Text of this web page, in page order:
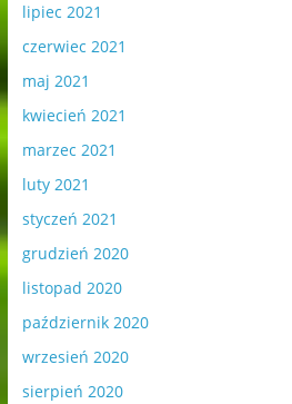
lipiec 2021
czerwiec 2021
maj 2021
kwiecień 2021
marzec 2021
luty 2021
styczeń 2021
grudzień 2020
listopad 2020
październik 2020
wrzesień 2020
sierpień 2020